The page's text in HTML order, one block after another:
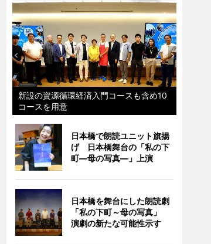
新設の資源循環経済入門コースも含め10
コースを用意
日本橋で朗読ユニット旗揚
げ 日本橋舞台の「私の下
町―母の写真―」上演
日本橋を舞台にした朗読劇
「私の下町～母の写真」
演劇の新たな可能性示す